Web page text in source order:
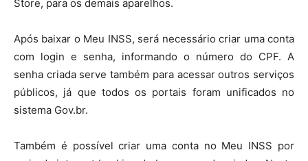
Store, para os demais aparelhos.
Após baixar o Meu INSS, será necessário criar uma conta
com login e senha, informando o número do CPF. A
senha criada serve também para acessar outros serviços
públicos, já que todos os portais foram unificados no
sistema Gov.br.
Também é possível criar uma conta no Meu INSS por